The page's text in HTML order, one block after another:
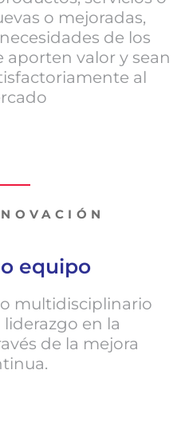
o mejoradas,
de los
aporten valor y sean
al
equipo
multidisciplinario
en la
de la mejora